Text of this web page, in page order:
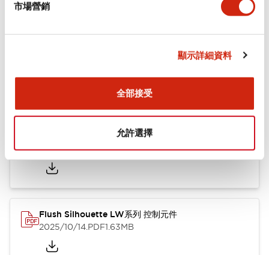
市場營銷
顯示詳細資料
全部接受
允許選擇
認證與標準
Flush Silhouette LW系列 控制元件 (英文版)
2025/09/19.PDF1.23MB
Flush Silhouette LW系列 控制元件
2025/10/14.PDF1.63MB